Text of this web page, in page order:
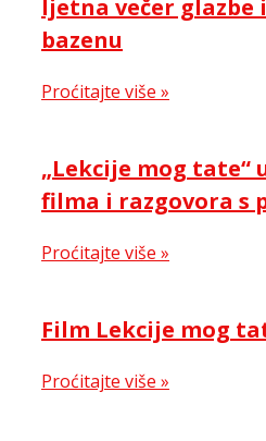
ljetna večer glazbe
bazenu
Proćitajte više »
„Lekcije mog tate“
filma i razgovora s
Proćitajte više »
Film Lekcije mog
Proćitajte više »